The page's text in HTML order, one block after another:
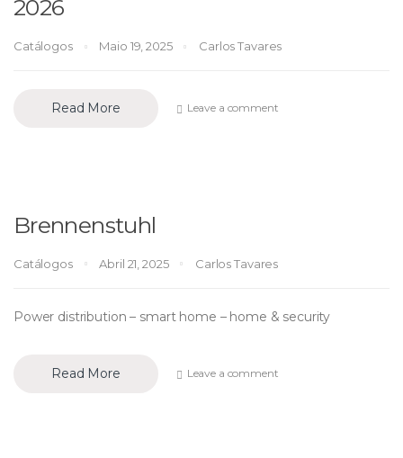
2026
Catálogos Maio 19, 2025 Carlos Tavares
Read More Leave a comment
Brennenstuhl
Catálogos Abril 21, 2025 Carlos Tavares
Power distribution – smart home – home & security
Read More Leave a comment